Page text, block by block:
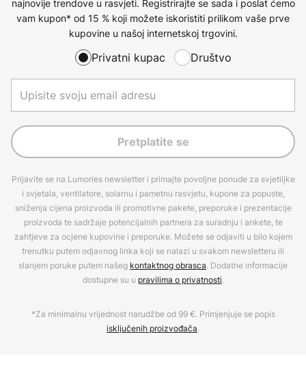
najnovije trendove u rasvjeti. Registrirajte se sada i poslat ćemo
vam kupon* od 15 % koji možete iskoristiti prilikom vaše prve
kupovine u našoj internetskoj trgovini.
Privatni kupac Društvo
Pretplatite se
Prijavite se na Lumories newsletter i primajte povoljne ponude za svjetiljke
i svjetala, ventilatore, solarnu i pametnu rasvjetu, kupone za popuste,
sniženja cijena proizvoda ili promotivne pakete, preporuke i prezentacije
proizvoda te sadržaje potencijalnih partnera za suradnju i ankete, te
zahtjeve za ocjene kupovine i preporuke. Možete se odjaviti u bilo kojem
trenutku putem odjavnog linka koji se nalazi u svakom newsletteru ili
slanjem poruke putem našeg kontaktnog obrasca. Dodatne informacije
dostupne su u pravilima o privatnosti.
*Za minimalnu vrijednost narudžbe od 99 €. Primjenjuje se popis
isključenih proizvođača.